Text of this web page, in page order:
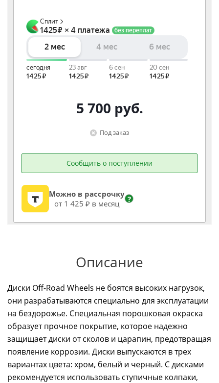
5 700 руб.
Под заказ
Сообщить о поступлении
Можно в рассрочку
от 1 425 ₽ в месяц
?
Описание
Диски Off-Road Wheels не боятся высоких нагрузок,
они разрабатываются специально для эксплуатации
на бездорожье. Специальная порошковая окраска
образует прочное покрытие, которое надежно
защищает диски от сколов и царапин, предотвращая
появление коррозии. Диски выпускаются в трех
вариантах цвета: хром, белый и черный. С дисками
рекомендуется использовать ступичные колпаки,